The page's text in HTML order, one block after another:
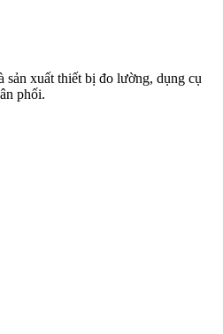
sản xuất thiết bị đo lường, dụng cụ
phối.